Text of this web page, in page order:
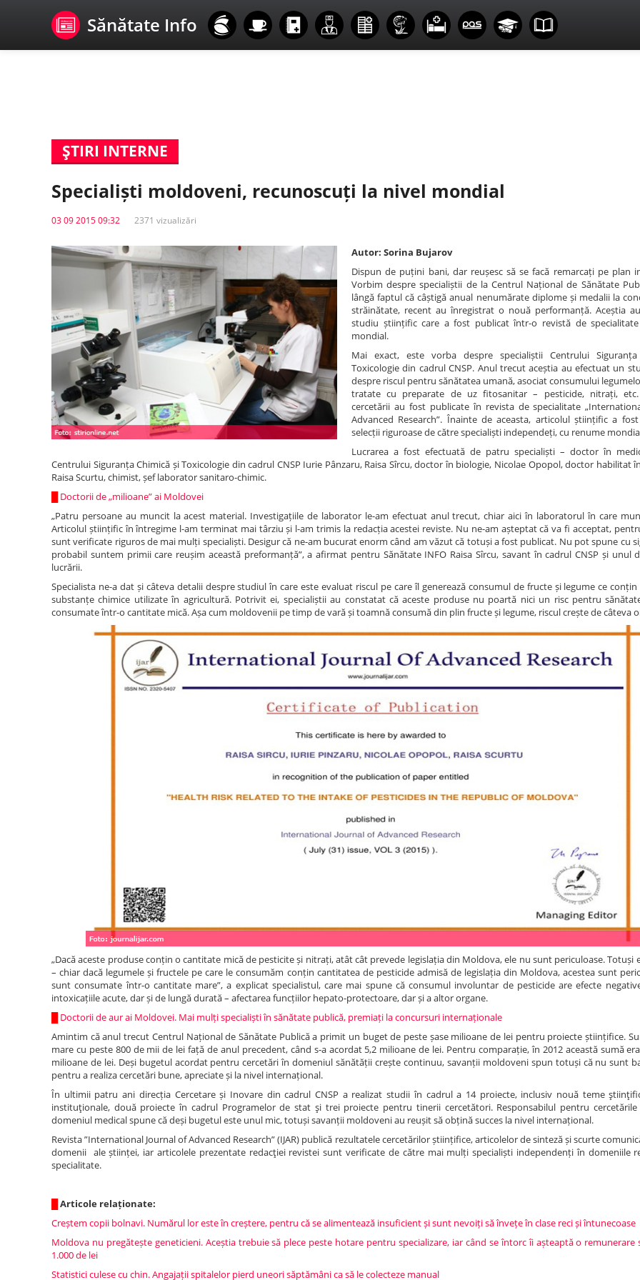
Sănătate Info
ŞTIRI INTERNE
Specialiști moldoveni, recunoscuți la nivel mondial
03 09 2015 09:32 2371 vizualizări
Autor: Sorina Bujarov
Dispun de puțini bani, dar reușesc să se facă remarcați pe plan
Vorbim despre specialiștii de la Centrul Național de Sănătate
lângă faptul că câștigă anual nenumărate diplome și medalii la
străinătate, recent au înregistrat o nouă performanță. Aceștia
studiu științific care a fost publicat într-o revistă de
mondial.
Mai exact, este vorba despre specialiștii Centrului
Toxicologie din cadrul CNSP. Anul trecut aceștia au efectuat un
despre riscul pentru sănătatea umană, asociat consumului
tratate cu preparate de uz fitosanitar – pesticide, nitrați, etc.
cercetării au fost publicate în revista de specialitate
Advanced Research”. Înainte de aceasta, articolul științific a
selecții riguroase de către specialiști independeți, cu renume
Lucrarea a fost efectuată de patru specialiști – doctor în
Centrului Siguranța Chimică și Toxicologie din cadrul CNSP Iurie Pânzaru, Raisa Sîrcu, doctor în biologie, Nicolae Opopol, doctor habilitat
Raisa Scurtu, chimist, șef laborator sanitaro-chimic.
Doctorii de „milioane” ai Moldovei
„Patru persoane au muncit la acest material. Investigațiile de laborator le-am efectuat anul trecut, chiar aici în laboratorul în care
Articolul științific în întregime l-am terminat mai târziu și l-am trimis la redacția acestei reviste. Nu ne-am așteptat că va fi acceptat,
sunt verificate riguros de mai mulți specialiști. Desigur că ne-am bucurat enorm când am văzut că totuși a fost publicat. Nu pot spune cu
probabil suntem primii care reușim această preformanță”, a afirmat pentru Sănătate INFO Raisa Sîrcu, savant în cadrul CNSP și unul
lucrării.
Specialista ne-a dat și câteva detalii despre studiul în care este evaluat riscul pe care îl generează consumul de fructe și legume ce
substanțe chimice utilizate în agricultură. Potrivit ei, specialiștii au constatat că aceste produse nu poartă nici un risc pentru
consumate într-o cantitate mică. Așa cum moldovenii pe timp de vară și toamnă consumă din plin fructe și legume, riscul crește de câteva
„Dacă aceste produse conțin o cantitate mică de pesticite și nitrați, atât cât prevede legislația din Moldova, ele nu sunt periculoase. Totuși
– chiar dacă legumele și fructele pe care le consumăm conțin cantitatea de pesticide admisă de legislația din Moldova, acestea sunt
sunt consumate într-o cantitate mare”, a explicat specialistul, care mai spune că consumul involuntar de pesticide are efecte
intoxicațiile acute, dar și de lungă durată – afectarea funcțiilor hepato-protectoare, dar și a altor organe.
Doctorii de aur ai Moldovei. Mai mulți specialiști în sănătate publică, premiați la concursuri internaționale
Amintim că anul trecut Centrul Național de Sănătate Publică a primit un buget de peste șase milioane de lei pentru proiecte științifice.
mare cu peste 800 de mii de lei față de anul precedent, când s-a acordat 5,2 milioane de lei. Pentru comparație, în 2012 această sumă
milioane de lei. Deși bugetul acordat pentru cercetări în domeniul sănătății crește continuu, savanții moldoveni spun totuși că nu sunt
pentru a realiza cercetări bune, apreciate și la nivel internațional.
În ultimii patru ani direcția Cercetare și Inovare din cadrul CNSP a realizat studii în cadrul a 14 proiecte, inclusiv nouă teme
instituţionale, două proiecte în cadrul Programelor de stat şi trei proiecte pentru tinerii cercetători. Responsabilul pentru
domeniul medical spune că deși bugetul este unul mic, totuși savanții moldoveni au reușit să obțină succes la nivel internațional.
Revista ”International Journal of Advanced Research” (IJAR) publică rezultatele cercetărilor științifice, articolelor de sinteză și scurte
domenii ale științei, iar articolele prezentate redacţiei revistei sunt verificate de către mai mulți specialiști independenți în domeniile
specialitate.
Articole relaționate:
Creștem copii bolnavi. Numărul lor este în creștere, pentru că se alimentează insuficient și sunt nevoiți să învețe în clase reci și întunecoase
Moldova nu pregătește geneticieni. Aceștia trebuie să plece peste hotare pentru specializare, iar când se întorc îi așteaptă o remunerare
1.000 de lei
Statistici culese cu chin. Angajații spitalelor pierd uneori săptămâni ca să le colecteze manual